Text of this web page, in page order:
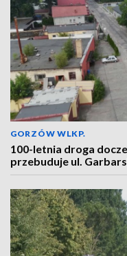
GORZÓW WLKP.
100-letnia droga
przebuduje ul.